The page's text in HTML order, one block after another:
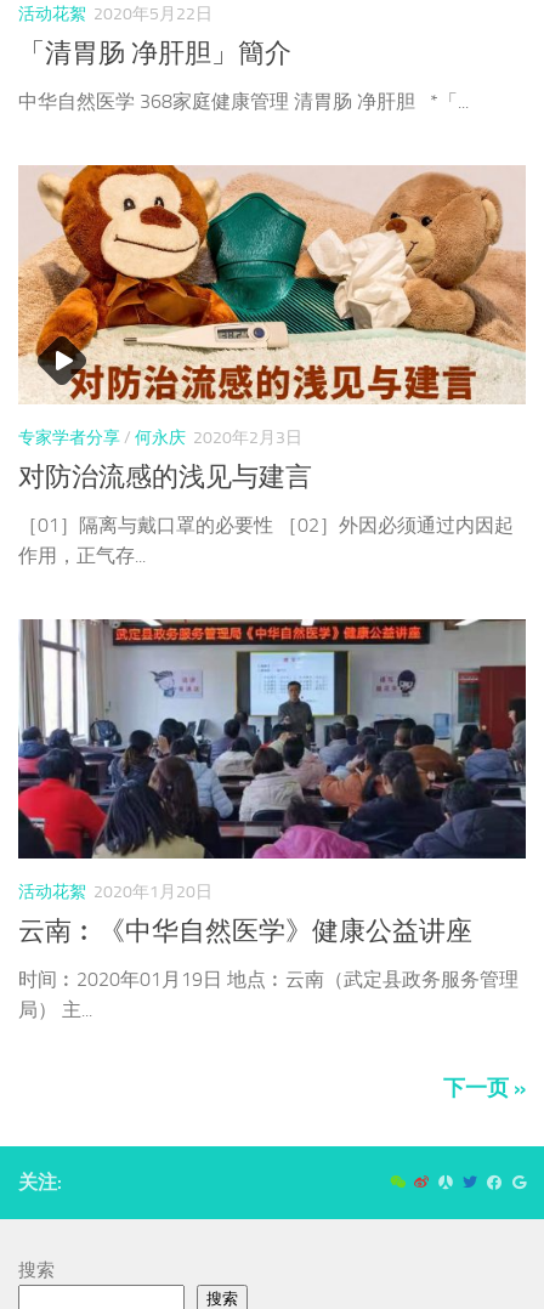
活动花絮 2020年5月22日
「清胃肠 净肝胆」簡介
中华自然医学 368家庭健康管理 清胃肠 净肝胆 *「...
专家学者分享/ 何永庆 2020年2月3日
对防治流感的浅见与建言
［01］隔离与戴口罩的必要性 ［02］外因必须通过内因起
作用，正气存...
活动花絮 2020年1月20日
云南︰《中华自然医学》健康公益讲座
时间︰2020年01月19日 地点︰云南（武定县政务服务管理
局） 主...
下一页 »
关注:
搜索
搜索